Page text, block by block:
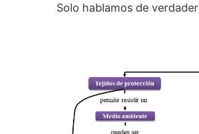
Solo hablamos de